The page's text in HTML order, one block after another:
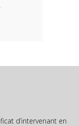
d’intervenant en